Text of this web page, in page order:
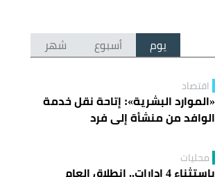
يوم أسبوع شهر
اقتصاد
«الموارد البشرية»: إتاحة نقل خدمة
الوافد من منشأة إلى فرد
محليات
باستثناء 4 إدارات.. انطلاق العام